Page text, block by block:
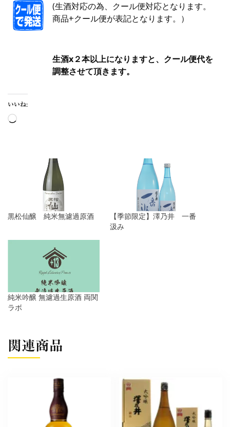
(生酒対応の為、 クール便対応となります。
商品+クール便が表記となります。）
生酒x２本以上になりますと、クール便代を
調整させて頂きます。
いいね:
黒松仙醸 純米無濾過原酒
【季節限定】澤乃井 一番
汲み
純米吟醸 無濾過生原酒 両関
ラボ
関連商品